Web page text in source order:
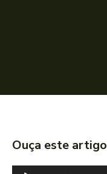
Ouça este artigo